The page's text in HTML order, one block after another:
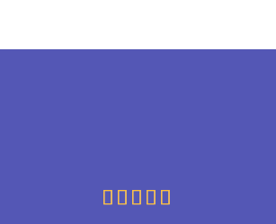
    